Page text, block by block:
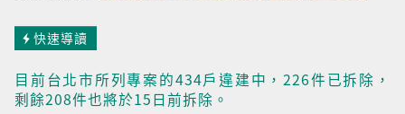
快速導讀
目前台北市所列專案的434戶違建中，226件已拆除，
剩餘208件也將於15日前拆除。